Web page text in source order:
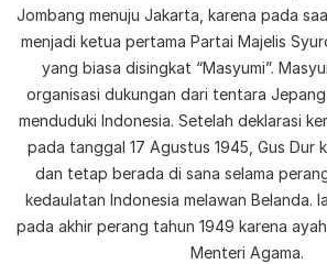
Jombang menuju Jakarta, karena pada
menjadi ketua pertama Partai Majelis
yang biasa disingkat “Masyumi”.
organisasi dukungan dari tentara
menduduki Indonesia. Setelah deklarasi
pada tanggal 17 Agustus 1945, Gus Dur
dan tetap berada di sana selama
kedaulatan Indonesia melawan Belanda.
pada akhir perang tahun 1949 karena
Menteri Agama.